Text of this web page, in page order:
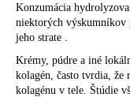
Konzumácia
niektorých výskumníkov
jeho strate .
Krémy, púdre a iné
kolagén, často tvrdia,
kolagénu v tele. Štúdie